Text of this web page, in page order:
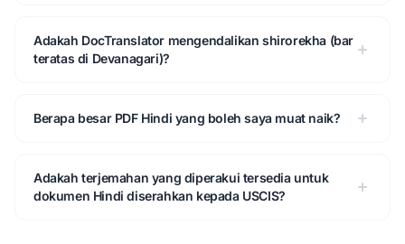
Adakah DocTranslator mengendalikan shirorekha (bar
teratas di Devanagari)?
Berapa besar PDF Hindi yang boleh saya muat naik?
Adakah terjemahan yang diperakui tersedia untuk
dokumen Hindi diserahkan kepada USCIS?